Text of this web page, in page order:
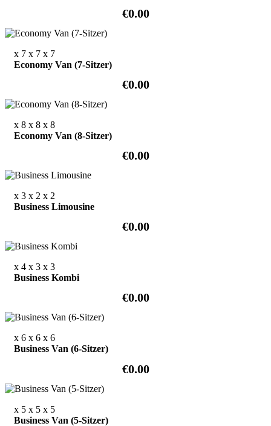
€0.00
x 7 x 7 x 7
Economy Van (7-Sitzer)
€0.00
x 8 x 8 x 8
Economy Van (8-Sitzer)
€0.00
x 3 x 2 x 2
Business Limousine
€0.00
x 4 x 3 x 3
Business Kombi
€0.00
x 6 x 6 x 6
Business Van (6-Sitzer)
€0.00
x 5 x 5 x 5
Business Van (5-Sitzer)